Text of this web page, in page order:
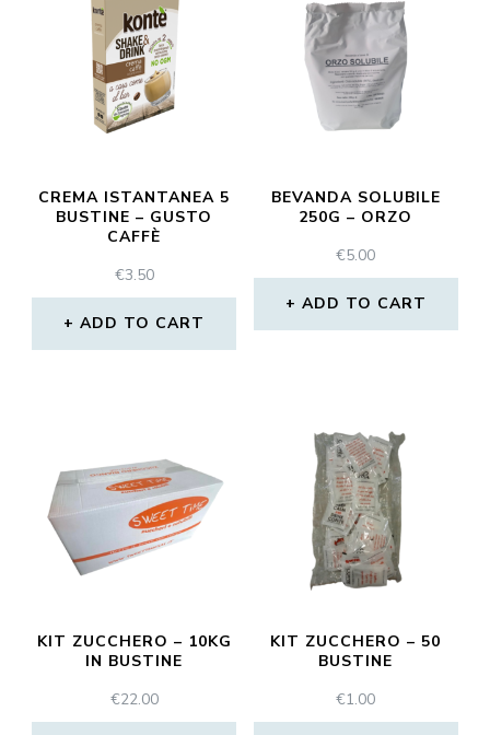
CREMA ISTANTANEA 5
BUSTINE – GUSTO
CAFFÈ
€3.50
ADD TO CART
BEVANDA SOLUBILE
250G – ORZO
€5.00
ADD TO CART
KIT ZUCCHERO – 10KG
IN BUSTINE
€22.00
KIT ZUCCHERO – 50
BUSTINE
€1.00